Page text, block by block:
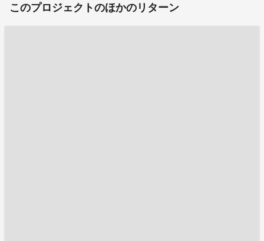
このプロジェクトのほかのリターン